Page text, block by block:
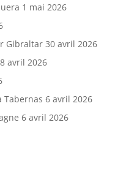
1 mai 2026
Gibraltar 30 avril 2026
8 avril 2026
Tabernas 6 avril 2026
6 avril 2026